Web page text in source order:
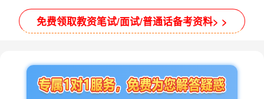
免费领取教资笔试/面试/普通话备考资料> >